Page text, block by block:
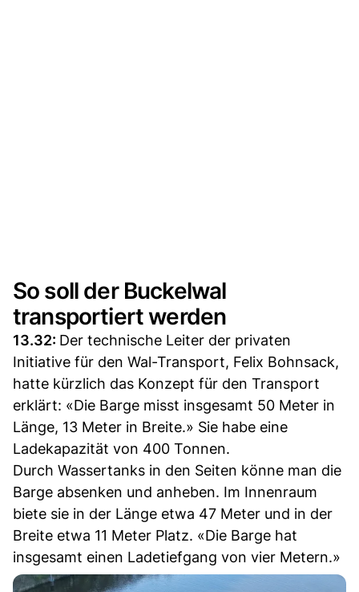
So soll der Buckelwal
transportiert werden
13.32: Der technische Leiter der privaten
Initiative für den Wal-Transport, Felix Bohnsack,
hatte kürzlich das Konzept für den Transport
erklärt: «Die Barge misst insgesamt 50 Meter in
Länge, 13 Meter in Breite.» Sie habe eine
Ladekapazität von 400 Tonnen.
Durch Wassertanks in den Seiten könne man die
Barge absenken und anheben. Im Innenraum
biete sie in der Länge etwa 47 Meter und in der
Breite etwa 11 Meter Platz. «Die Barge hat
insgesamt einen Ladetiefgang von vier Metern.»